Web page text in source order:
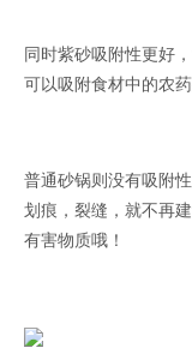
同时紫砂吸附性更好
可以吸附食材中的农
普通砂锅则没有吸附
划痕，裂缝，就不再
有害物质哦！